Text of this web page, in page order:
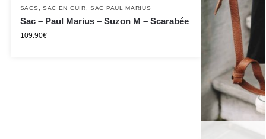
SACS SAC EN CUIR ,SAC PAUL MARIUS
Sac – Paul Marius – Suzon M – Scarabée
109.90€